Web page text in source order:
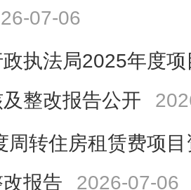
07-06
政执法局2025年度
整改报告公开
周转住房租赁费项
报告
2026-07-06